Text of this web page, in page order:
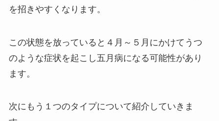
を招きやすくなります。
この状態を放っていると４月～５月にかけてうつ
のような症状を起こし五月病になる可能性があり
ます。
次にもう１つのタイプについて紹介していきま